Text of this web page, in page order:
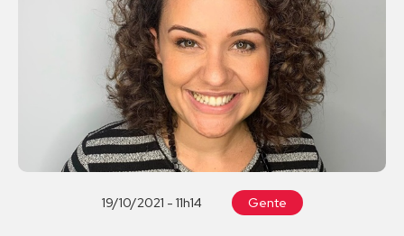
19/10/2021 - 11h14 Gente